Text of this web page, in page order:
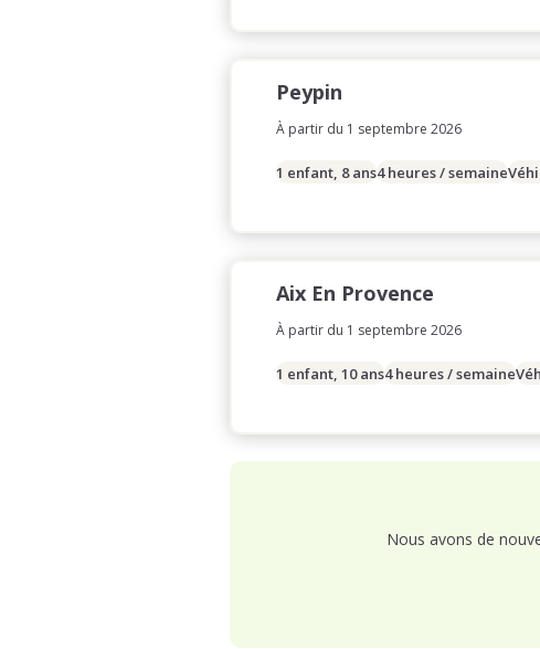
Peypin
À partir du 1 septembre 2026
1 enfant, 8 ans4 heures / semaine
Aix En Provence
À partir du 1 septembre 2026
1 enfant, 10 ans4 heures / semaine
Nous avons de